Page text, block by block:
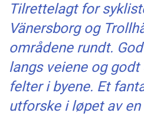
Tilrettelagt for
Vänersborg og
områdene rundt.
langs veiene og
felter i byene. Et
utforske i løpet av